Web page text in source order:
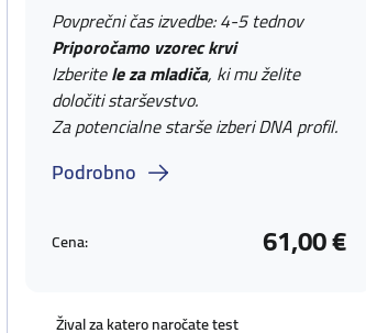
Povprečni čas izvedbe: 4-5 tednov
Priporočamo vzorec krvi
Izberitele za mladiča, ki mu želite
določiti starševstvo.
Za potencialne starše izberi DNA profil.
Podrobno
Cena: 61,00 €
Žival za katero naročate test